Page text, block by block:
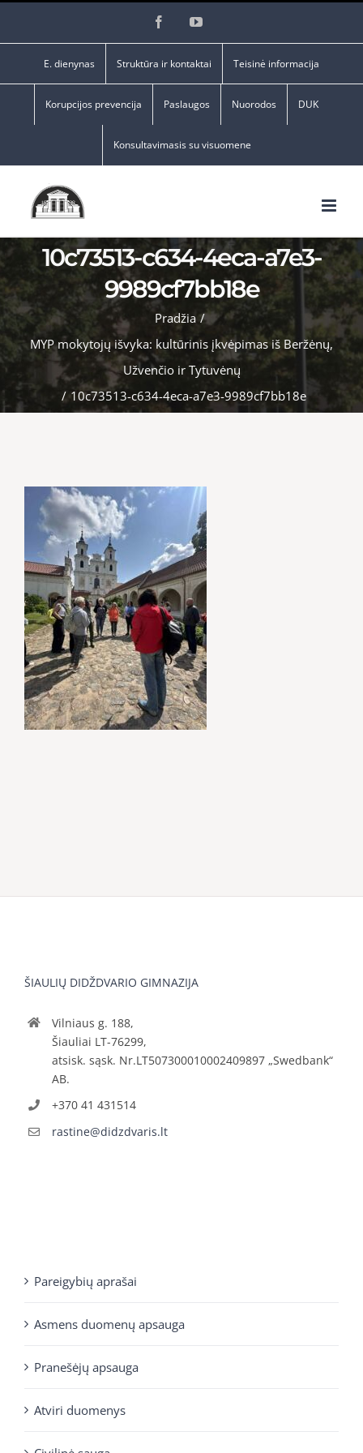
FacebookYouTube
E. dienynas Struktūra ir kontaktai Teisinė informacija
Korupcijos prevencija Paslaugos Nuorodos DUK
Konsultavimasis su visuomene
10c73513-c634-4eca-a7e3-
9989cf7bb18e
Pradžia /
MYP mokytojų išvyka: kultūrinis įkvėpimas iš Beržėnų,
Užvenčio ir Tytuvėnų
/ 10c73513-c634-4eca-a7e3-9989cf7bb18e
ŠIAULIŲ DIDŽDVARIO GIMNAZIJA
Vilniaus g. 188,
Šiauliai LT-76299,
atsisk. sąsk. Nr.LT507300010002409897 „Swedbank“
AB.
+370 41 431514
rastine@didzdvaris.lt
Pareigybių aprašai
Asmens duomenų apsauga
Pranešėjų apsauga
Atviri duomenys